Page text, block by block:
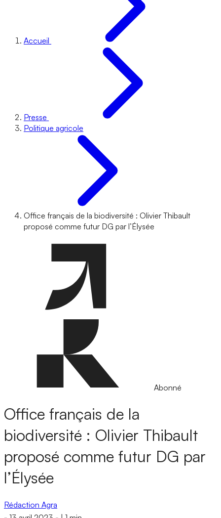
Accueil
Presse
Politique agricole
Office français de la biodiversité : Olivier Thibault
proposé comme futur DG par l’Élysée
Abonné
Office français de la
biodiversité : Olivier Thibault
proposé comme futur DG par
l’Élysée
Rédaction Agra